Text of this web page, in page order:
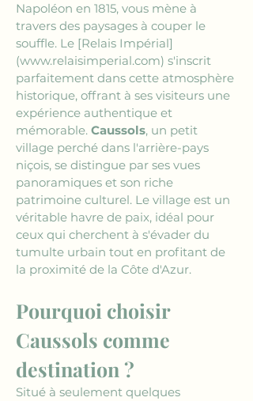
Napoléon en 1815, vous mène à
travers des paysages à couper le
souffle. Le [Relais Impérial]
(www.relaisimperial.com) s'inscrit
parfaitement dans cette atmosphère
historique, offrant à ses visiteurs une
expérience authentique et
mémorable. Caussols, un petit
village perché dans l'arrière-pays
niçois, se distingue par ses vues
panoramiques et son riche
patrimoine culturel. Le village est un
véritable havre de paix, idéal pour
ceux qui cherchent à s'évader du
tumulte urbain tout en profitant de
la proximité de la Côte d'Azur.
Pourquoi choisir
Caussols comme
destination ?
Situé à seulement quelques